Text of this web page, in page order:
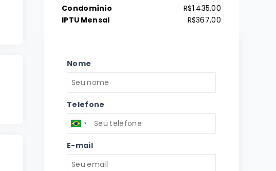
Condomínio
R$1.435,00
IPTU Mensal
R$367,00
Nome
Telefone
E-mail